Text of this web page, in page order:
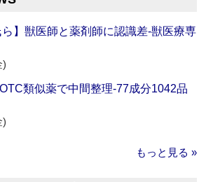
ら】獣医師と薬剤師に認識差‐獣医療専
)
類似薬で中間整理‐77成分1042品
)
もっと見る »